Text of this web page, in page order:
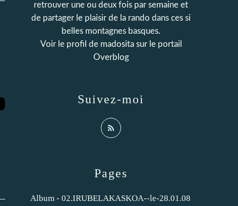
Pages
Album - 02.IRUBELAKASKOA--le-28.01.08
retrouver une ou deux fois par semaine et
de partager le plaisir de la rando dans ces si
belles montagnes basques.
Voir le profil de madositasur le portail
Overblog
Suivez-moi